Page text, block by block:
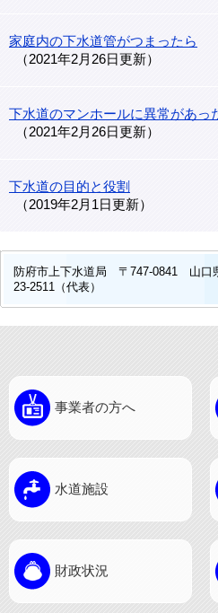
家庭内の下水道管がつまったら
2021年2月26日更新
下水道のマンホールに異常があっ
2021年2月26日更新
下水道の目的と役割
2019年2月1日更新
防府市上下水道局 〒747-0841 山口
23-2511（代表）
事業者の方へ
水道施設
財政状況